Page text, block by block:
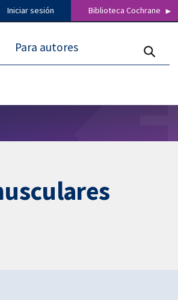
Iniciar sesión Biblioteca Cochrane
Para autores